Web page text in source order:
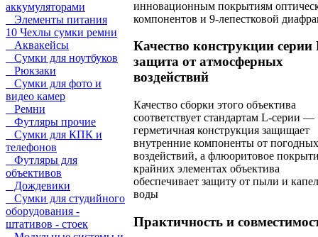
аккумуляторами
Элементы питания
10 Чехлы сумки ремни
Аквакейсы
Сумки для ноутбуков
Рюкзаки
Сумки для фото и
видео камер
Ремни
Футляры прочие
Сумки для КПК и
телефонов
Футляры для
объективов
Дождевики
Сумки для студийного
оборудования -
штативов - стоек
инновационным покрытиям
компонентов и 9-лепестковой
Качество конструкции серии
защита от атмосферных
воздействий
Качество сборки этого объектива
соответствует стандартам L-серии —
герметичная конструкция защищает
внутренние компоненты от погодных
воздействий, а флюоритовое
крайних элементах объектива
обеспечивает защиту от пыли и
воды
Практичность и